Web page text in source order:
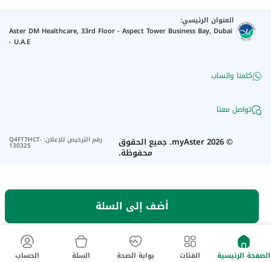
أضف إلى السلة
العنوان الرئيسي:
Aster DM Healthcare, 33rd Floor - Aspect Tower Business Bay, Dubai
- U.A.E
كلمنا واتساب
تواصل معنا
©
2026
myAster. جميع الحقوق
محفوظة.
رقم الترخيص للإعلان:
Q4FT7HCT-
130325
الصفحة الرئيسية الفئات بوابة الصحة السلة الحساب